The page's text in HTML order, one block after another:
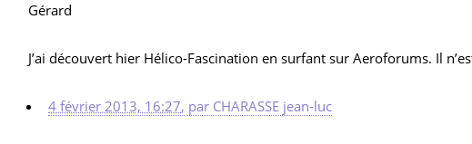
Gérard
J’ai découvert hier Hélico-Fascination en surfant sur Aeroforums. Il
4 février 2013, 16:27, par CHARASSE jean-luc